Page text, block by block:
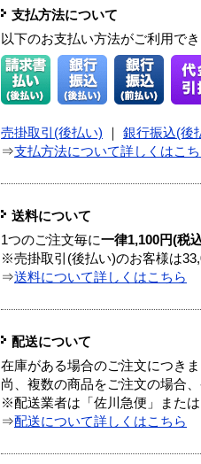
支払方法について
以下のお支払い方法がご利用でき
売掛取引(後払い) 銀行振込(後
⇒支払方法について詳しくはこち
送料について
1つのご注文毎に一律1,100円(税
※売掛取引(後払い)のお客様は
⇒送料について詳しくはこちら
配送について
在庫がある場合のご注文につき
尚、複数の商品をご注文の場合
※配送業者は「佐川急便」また
⇒配送について詳しくはこちら